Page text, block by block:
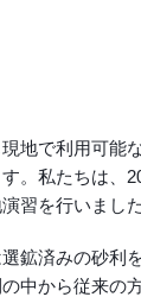
地で利用可能
。私たちは、
習を行いました
鉱済みの砂利
中から従来の